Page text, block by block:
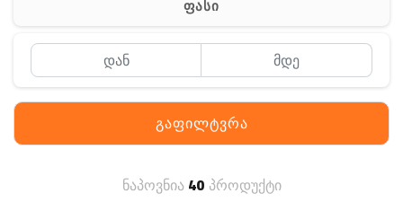
Off-Road
ფასი
გაფილტვრა
ნაპოვნია40 პროდუქტი